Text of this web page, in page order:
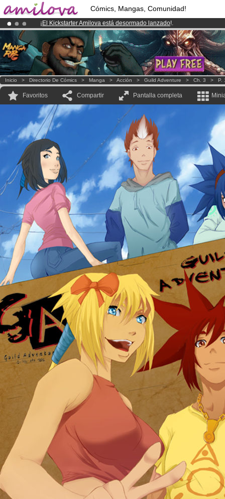
Cómics, Mangas, Comunidad!
¡ El Kickstarter Amilova está desormado lanzado!.
¡Ya tenemos 134393miembrosy 1208Cómics y Mangas!.
¡Conviertete en Premium por3.95 euros al mes!Hazte Premium ya
Inicio > Directorio De Cómics > Manga > Acción > Guild Adventure > Ch. 3 > P.
Favoritos Compartir Pantalla completa